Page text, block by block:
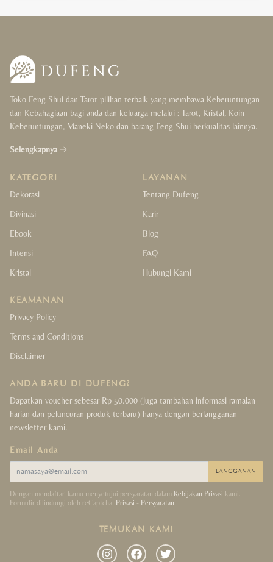
Toko Feng Shui dan Tarot pilihan terbaik yang membawa Keberuntungan
dan Kebahagiaan bagi anda dan keluarga melalui : Tarot, Kristal, Koin
Keberuntungan, Maneki Neko dan barang Feng Shui berkualitas lainnya.
Selengkapnya
KATEGORI
Dekorasi
Divinasi
Ebook
Intensi
Kristal
LAYANAN
Tentang Dufeng
Karir
Blog
FAQ
Hubungi Kami
KEAMANAN
Privacy Policy
Terms and Conditions
Disclaimer
ANDA BARU DI DUFENG?
Dapatkan voucher sebesar Rp 50.000 (juga tambahan informasi ramalan
harian dan peluncuran produk terbaru) hanya dengan berlangganan
newsletter kami.
Email Anda
LANGGANAN
Dengan mendaftar, kamu menyetujui persyaratan dalam Kebijakan Privasi kami.
Formulir dilindungi oleh reCaptcha. Privasi - Persyaratan
TEMUKAN KAMI